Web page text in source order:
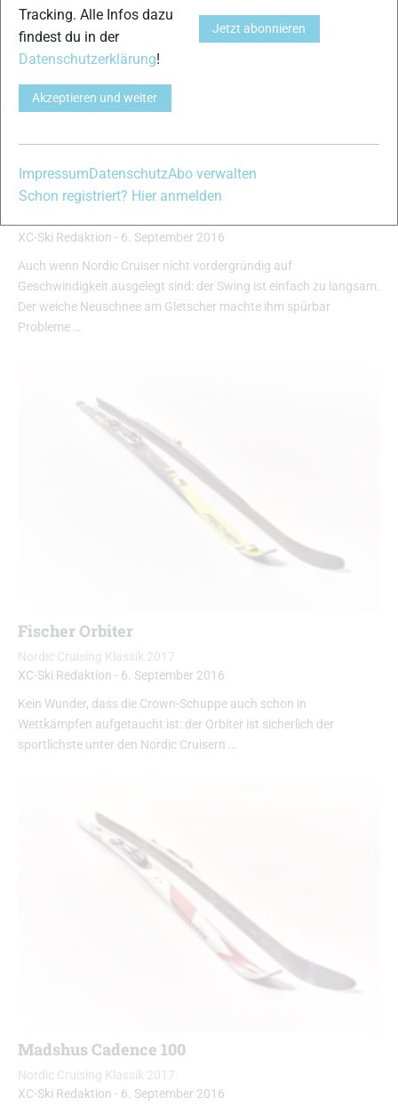
Peltonen Swing
XC-Ski Redaktion - 6. September 2016
Auch wenn Nordic Cruiser nicht vordergründig auf
Geschwindigkeit ausgelegt sind: der Swing ist einfach zu langsam.
Der weiche Neuschnee am Gletscher machte ihm spürbar
Probleme …
Fischer Orbiter
Nordic Cruising Klassik 2017
XC-Ski Redaktion - 6. September 2016
Kein Wunder, dass die Crown-Schuppe auch schon in
Wettkämpfen aufgetaucht ist: der Orbiter ist sicherlich der
sportlichste unter den Nordic Cruisern …
Madshus Cadence 100
Nordic Cruising Klassik 2017
XC-Ski Redaktion - 6. September 2016
Tracking. Alle Infos dazu
findest du in der
Datenschutzerklärung!
Akzeptieren und weiter
Jetzt abonnieren
ImpressumDatenschutzAbo verwalten
Schon registriert? Hier anmelden